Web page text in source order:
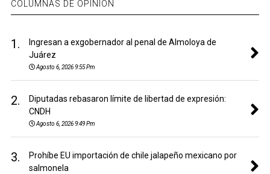
COLUMNAS DE OPINIÓN
1.
Ingresan a exgobernador al penal de Almoloya de
Juárez
Agosto 6, 2026 9:55 Pm
2.
Diputadas rebasaron límite de libertad de expresión:
CNDH
Agosto 6, 2026 9:49 Pm
3.
Prohíbe EU importación de chile jalapeño mexicano por
salmonela